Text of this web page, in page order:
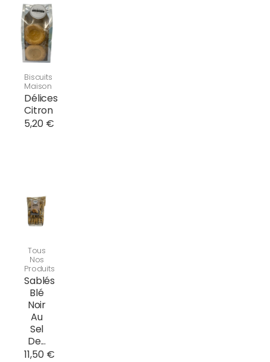
Biscuits
Maison
Délices
Citron
5,20 €
Tous
Nos
Produits
Sablés
Blé
Noir
Au
Sel
De...
11,50 €